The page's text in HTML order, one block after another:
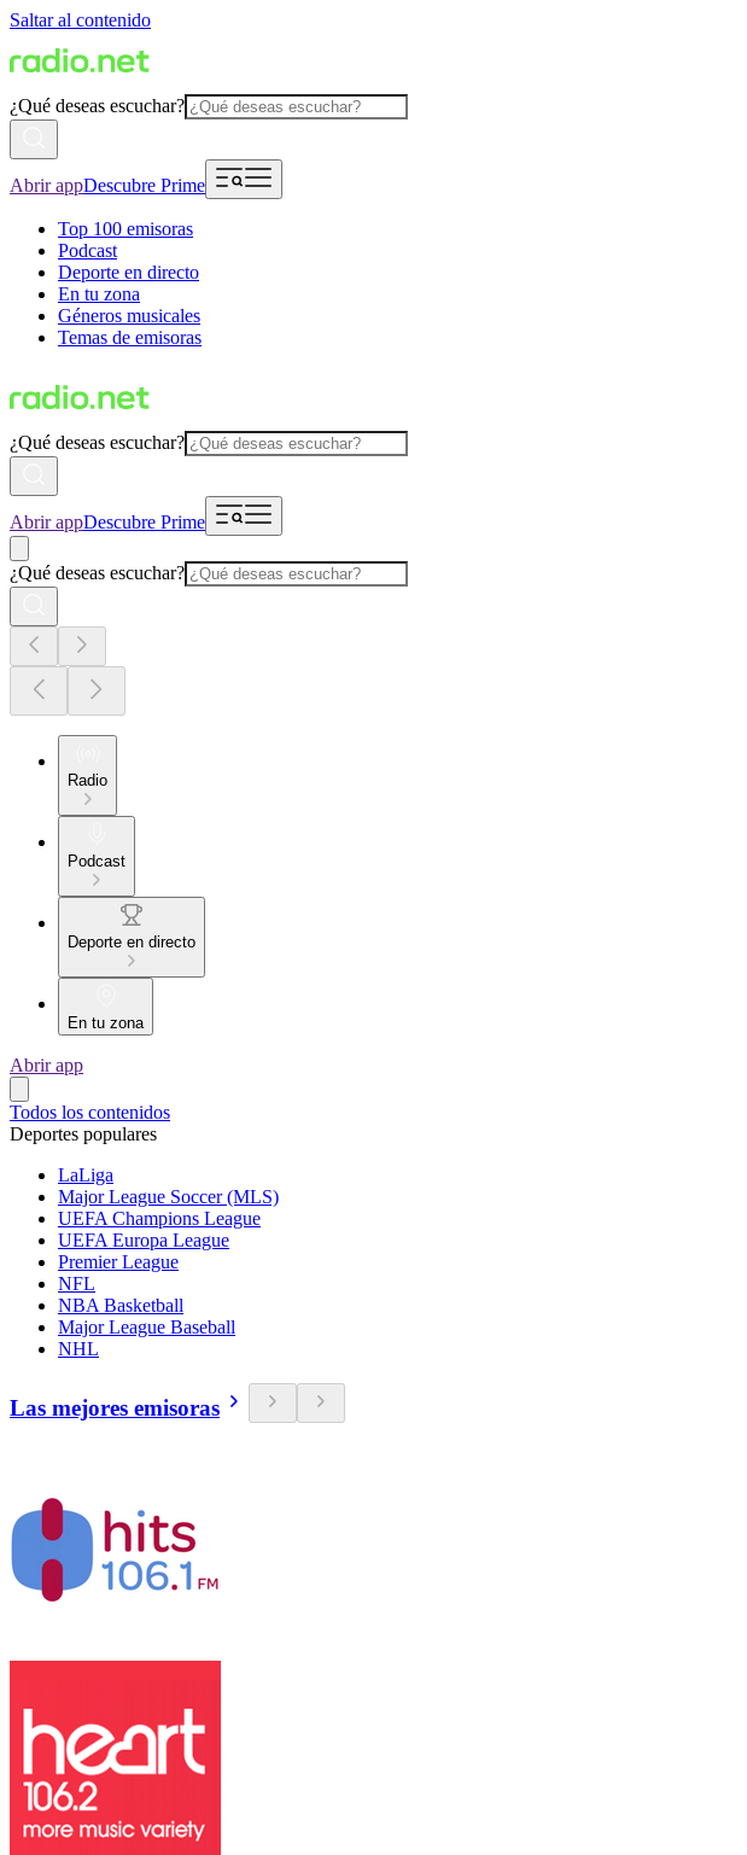
Saltar al contenido
¿Qué deseas escuchar?
Abrir appDescubre Prime
Top 100 emisoras
Podcast
Deporte en directo
En tu zona
Géneros musicales
Temas de emisoras
¿Qué deseas escuchar?
Abrir appDescubre Prime
¿Qué deseas escuchar?
Radio
Podcast
Deporte en directo
En tu zona
Abrir app
Todos los contenidos
Deportes populares
LaLiga
Major League Soccer (MLS)
UEFA Champions League
UEFA Europa League
Premier League
NFL
NBA Basketball
Major League Baseball
NHL
Las mejores emisoras